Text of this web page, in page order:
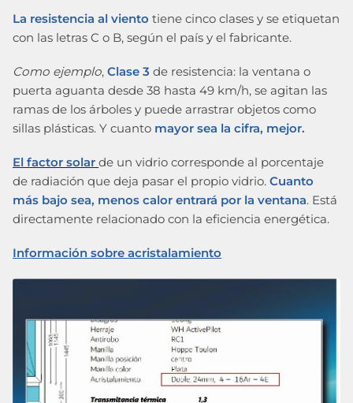
La resistencia al viento tiene cinco clases y se etiquetan
con las letras C o B, según el país y el fabricante.
Como ejemplo, Clase 3 de resistencia: la ventana o
puerta aguanta desde 38 hasta 49 km/h, se agitan las
ramas de los árboles y puede arrastrar objetos como
sillas plásticas. Y cuanto mayor sea la cifra, mejor.
El factor solar de un vidrio corresponde al porcentaje
de radiación que deja pasar el propio vidrio. Cuanto
más bajo sea, menos calor entrará por la ventana. Está
directamente relacionado con la eficiencia energética.
Información sobre acristalamiento